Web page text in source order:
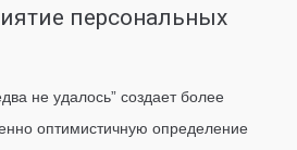
персональных
не удалось” создает более
оптимистичную определение